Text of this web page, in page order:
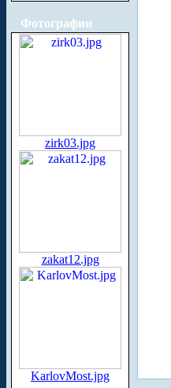
Фотографии
zirk03.jpg
zakat12.jpg
KarlovMost.jpg